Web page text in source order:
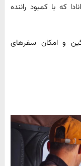
که با کمبود راننده
و امکان سفرهای